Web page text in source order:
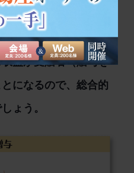
も多いでしょう。し
くても、収益物件の
収益が受贈者（贈与を
になるので、総合的
ょう。